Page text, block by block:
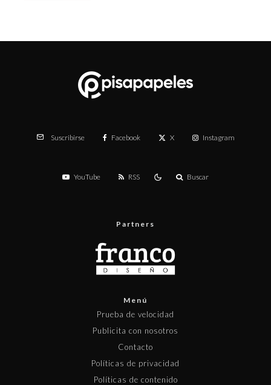
Suscribirse Facebook X Instagram
YouTube RSS Buscar
Partners
Menú
Prueba de velocidad
Publicita con nosotros
Contacto
Políticas de privacidad
Políticas de contenido